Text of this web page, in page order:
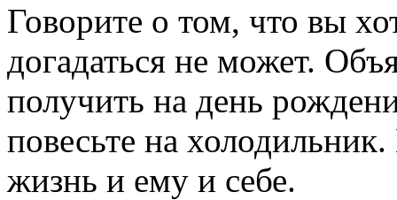
Говорите о том, что вы
догадаться не может.
получить на день
повесьте на
жизнь и ему и себе.